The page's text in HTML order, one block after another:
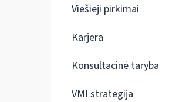
Viešieji pirkimai
Karjera
Konsultacinė taryba
VMI strategija